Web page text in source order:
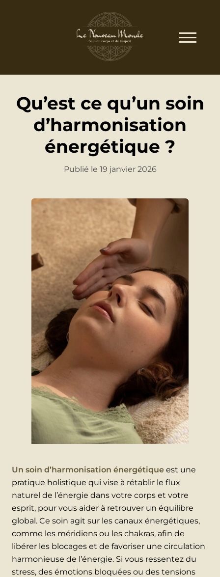
Qu’est ce qu’un soin
d’harmonisation
énergétique ?
Publié le 19 janvier 2026
Un soin d’harmonisation énergétique est une
pratique holistique qui vise à rétablir le flux
naturel de l’énergie dans votre corps et votre
esprit, pour vous aider à retrouver un équilibre
global. Ce soin agit sur les canaux énergétiques,
comme les méridiens ou les chakras, afin de
libérer les blocages et de favoriser une circulation
harmonieuse de l’énergie. Si vous ressentez du
stress, des émotions bloquées ou des tensions